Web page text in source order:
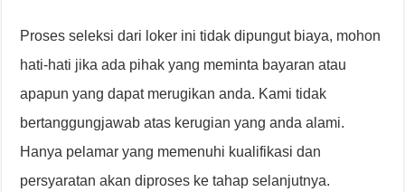
Proses seleksi dari loker ini tidak dipungut biaya, mohon
hati-hati jika ada pihak yang meminta bayaran atau
apapun yang dapat merugikan anda. Kami tidak
bertanggungjawab atas kerugian yang anda alami.
Hanya pelamar yang memenuhi kualifikasi dan
persyaratan akan diproses ke tahap selanjutnya.